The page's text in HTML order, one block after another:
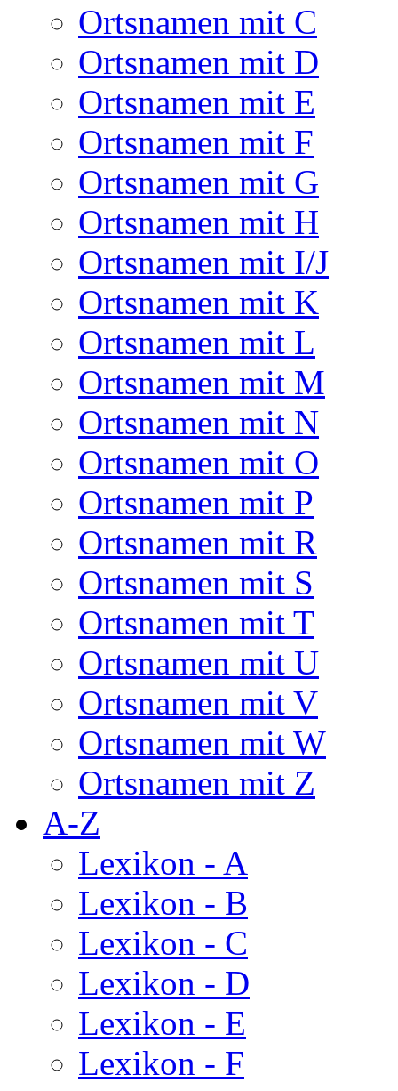
Ortsnamen mit C
Ortsnamen mit D
Ortsnamen mit E
Ortsnamen mit F
Ortsnamen mit G
Ortsnamen mit H
Ortsnamen mit I/J
Ortsnamen mit K
Ortsnamen mit L
Ortsnamen mit M
Ortsnamen mit N
Ortsnamen mit O
Ortsnamen mit P
Ortsnamen mit R
Ortsnamen mit S
Ortsnamen mit T
Ortsnamen mit U
Ortsnamen mit V
Ortsnamen mit W
Ortsnamen mit Z
A-Z
Lexikon - A
Lexikon - B
Lexikon - C
Lexikon - D
Lexikon - E
Lexikon - F